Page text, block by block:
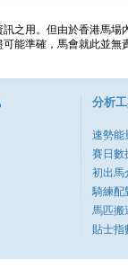
之用。但由於香港馬
能準確，馬會就此並
分析
速勢能
賽日數
初出馬
騎練配
馬匹搬
貼士指